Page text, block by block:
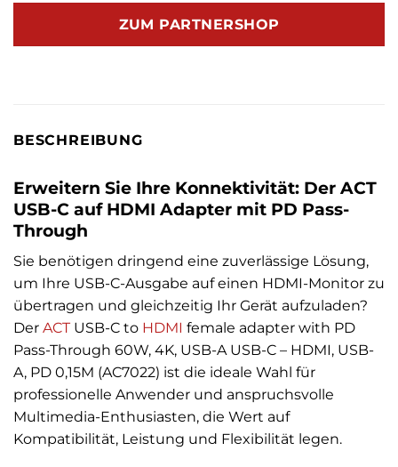
ZUM PARTNERSHOP
BESCHREIBUNG
Erweitern Sie Ihre Konnektivität: Der ACT
USB-C auf HDMI Adapter mit PD Pass-
Through
Sie benötigen dringend eine zuverlässige Lösung,
um Ihre USB-C-Ausgabe auf einen HDMI-Monitor zu
übertragen und gleichzeitig Ihr Gerät aufzuladen?
Der ACTUSB-C to HDMI female adapter with PD
Pass-Through 60W, 4K, USB-A USB-C – HDMI, USB-
A, PD 0,15M (AC7022) ist die ideale Wahl für
professionelle Anwender und anspruchsvolle
Multimedia-Enthusiasten, die Wert auf
Kompatibilität, Leistung und Flexibilität legen.